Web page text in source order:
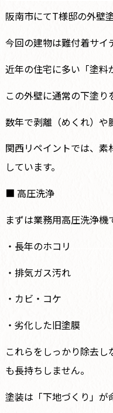
阪南市にてT様邸の外壁
今回の建物は難付着サイ
近年の住宅に多い「塗料
この外壁に通常の下塗り
数年で剥離（めくれ）や
関西リペイントでは、素
しています。
■ 高圧洗浄
まずは業務用高圧洗浄機
・長年のホコリ
・排気ガス汚れ
・カビ・コケ
・劣化した旧塗膜
これらをしっかり除去し
も長持ちしません。
塗装は「下地づくり」が